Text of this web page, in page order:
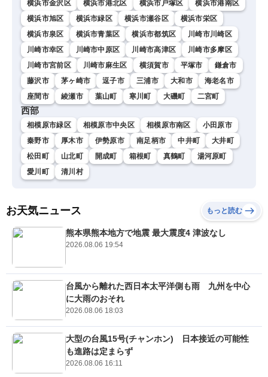
横浜市金沢区 横浜市港北区 横浜市戸塚区
横浜市港南区
横浜市旭区
横浜市緑区 横浜市瀬谷区
横浜市栄区
横浜市泉区
横浜市青葉区 横浜市都筑区
川崎市川崎区
川崎市幸区
川崎市中原区 川崎市高津区
川崎市多摩区
川崎市宮前区
川崎市麻生区 横須賀市 平塚市
鎌倉市
藤沢市
茅ヶ崎市 逗子市 三浦市 大和市
海老名市
座間市
綾瀬市 葉山町 寒川町 大磯町 二宮町
西部
相模原市緑区 相模原市中央区 相模原市南区
小田原市
秦野市
厚木市 伊勢原市 南足柄市 中井町
大井町
松田町
山北町 開成町 箱根町 真鶴町
湯河原町
愛川町
清川村
お天気ニュース もっと読む
熊本県熊本地方で地震 最大震度4 津波なし
2026.08.06 19:54
台風から離れた西日本太平洋側も雨 九州を中心
に大雨のおそれ
2026.08.06 18:03
大型の台風15号(チャンホン) 日本接近の可能性
も進路は定まらず
2026.08.06 16:11